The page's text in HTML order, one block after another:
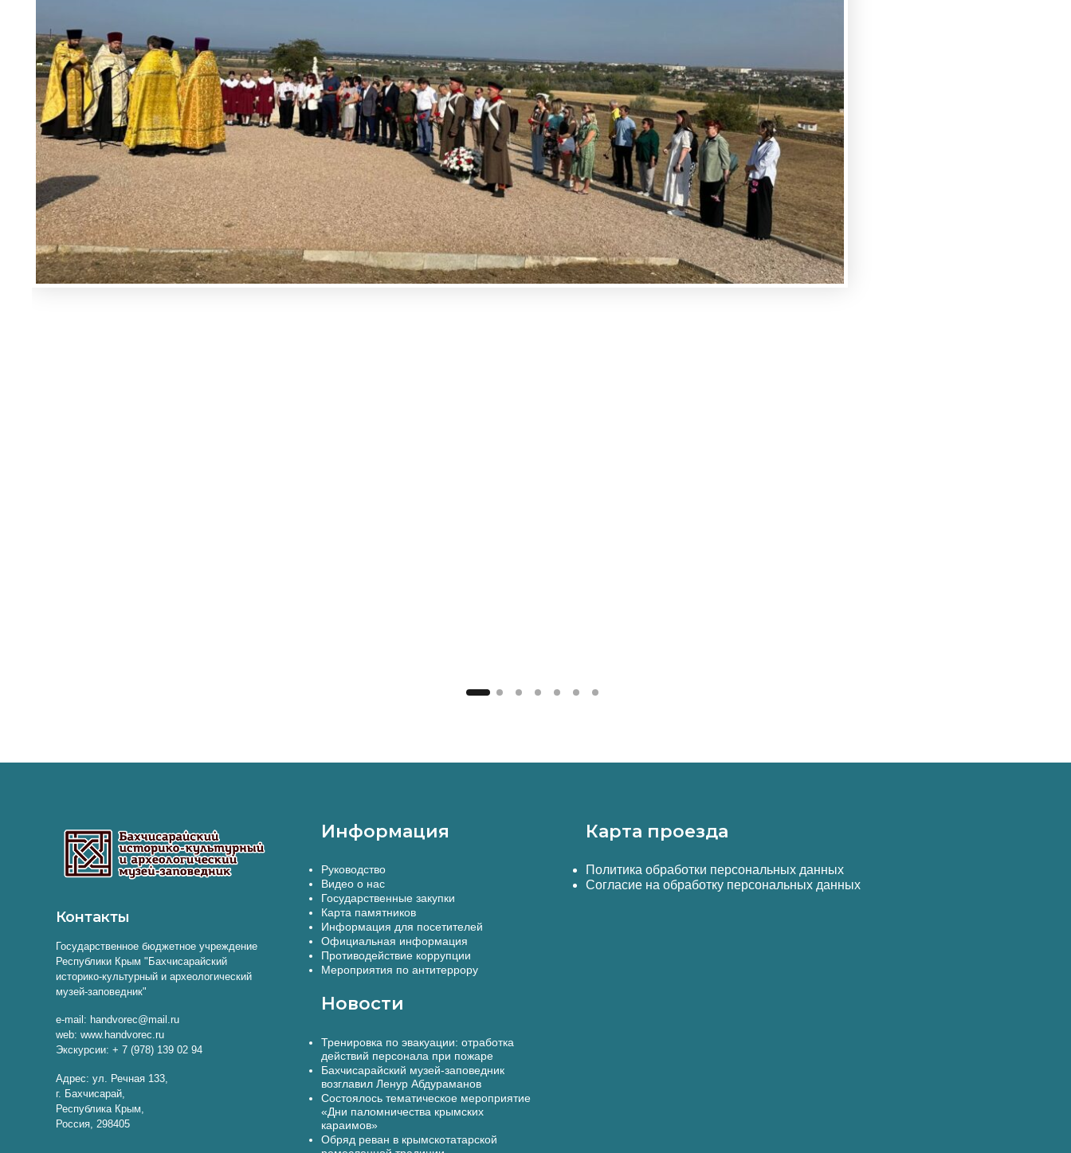
Контакты
Государственное бюджетное учреждение
Республики Крым "Бахчисарайский
историко-культурный и археологический
музей-заповедник"
e-mail: handvorec@mail.ru
web: www.handvorec.ru
Экскурсии: + 7 (978) 139 02 94
Адрес: ул. Речная 133,
г. Бахчисарай,
Республика Крым,
Россия, 298405
Информация
Руководство
Видео о нас
Государственные закупки
Карта памятников
Информация для посетителей
Официальная информация
Противодействие коррупции
Мероприятия по антитеррору
Новости
Тренировка по эвакуации: отработка
действий персонала при пожаре
Бахчисарайский музей-заповедник
возглавил Ленур Абдураманов
Состоялось тематическое мероприятие
«Дни паломничества крымских
караимов»
Обряд реван в крымскотатарской
Карта проезда
Политика обработки персональных данных
Согласие на обработку персональных данных